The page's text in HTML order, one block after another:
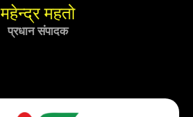
महेन्द्र महतो
प्रधान संपादक